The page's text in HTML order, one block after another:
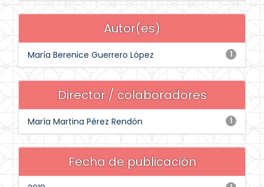
Autor(es)
1
María Berenice Guerrero López
Director / colaboradores
1
María Martina Pérez Rendón
Fecha de publicación